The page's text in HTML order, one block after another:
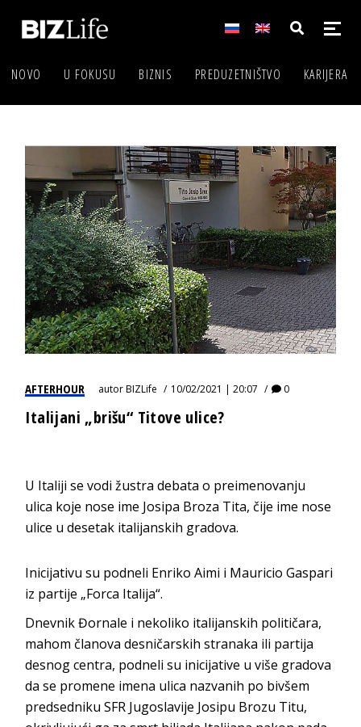
NOVO U FOKUSU BIZNIS PREDUZETNIŠTVO KARIJERA
AFTERHOUR autorBIZLife 10/02/2021 | 20:07 0
Italijani „brišu“ Titove ulice?
U Italiji se vodi žustra debata o preimenovanju
ulica koje nose ime Josipa Broza Tita, čije ime nose
ulice u desetak italijanskih gradova.
Inicijativu su podneli Enriko Aimi i Mauricio Gaspari
iz partije „Forca Italija“.
Dnevnik Đornale i nekoliko italijanskih političara,
mahom članova desničarskih stranaka ili partija
desnog centra, podneli su inicijative u više gradova
da se promene imena ulica nazvanih po bivšem
predsedniku SFR Jugoslavije Josipu Brozu Titu,